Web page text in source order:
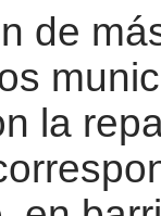
de
la